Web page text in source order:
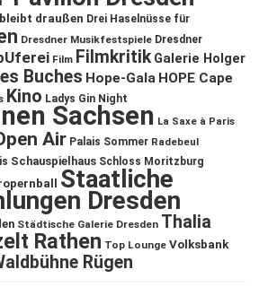
draußen Drei Haselnüsse für
Dresdner Musikfestspiele Dresdner
Film Filmkritik Galerie Holger
Buches Hope-Gala HOPE Cape
Kino Ladys Gin Night
Sachsen La Saxe à Paris
Air Palais Sommer Radebeul
Schauspielhaus Schloss Moritzburg
Staatliche
Dresden
Städtische Galerie Dresden Thalia
Rathen Top Lounge Volksbank
Rügen